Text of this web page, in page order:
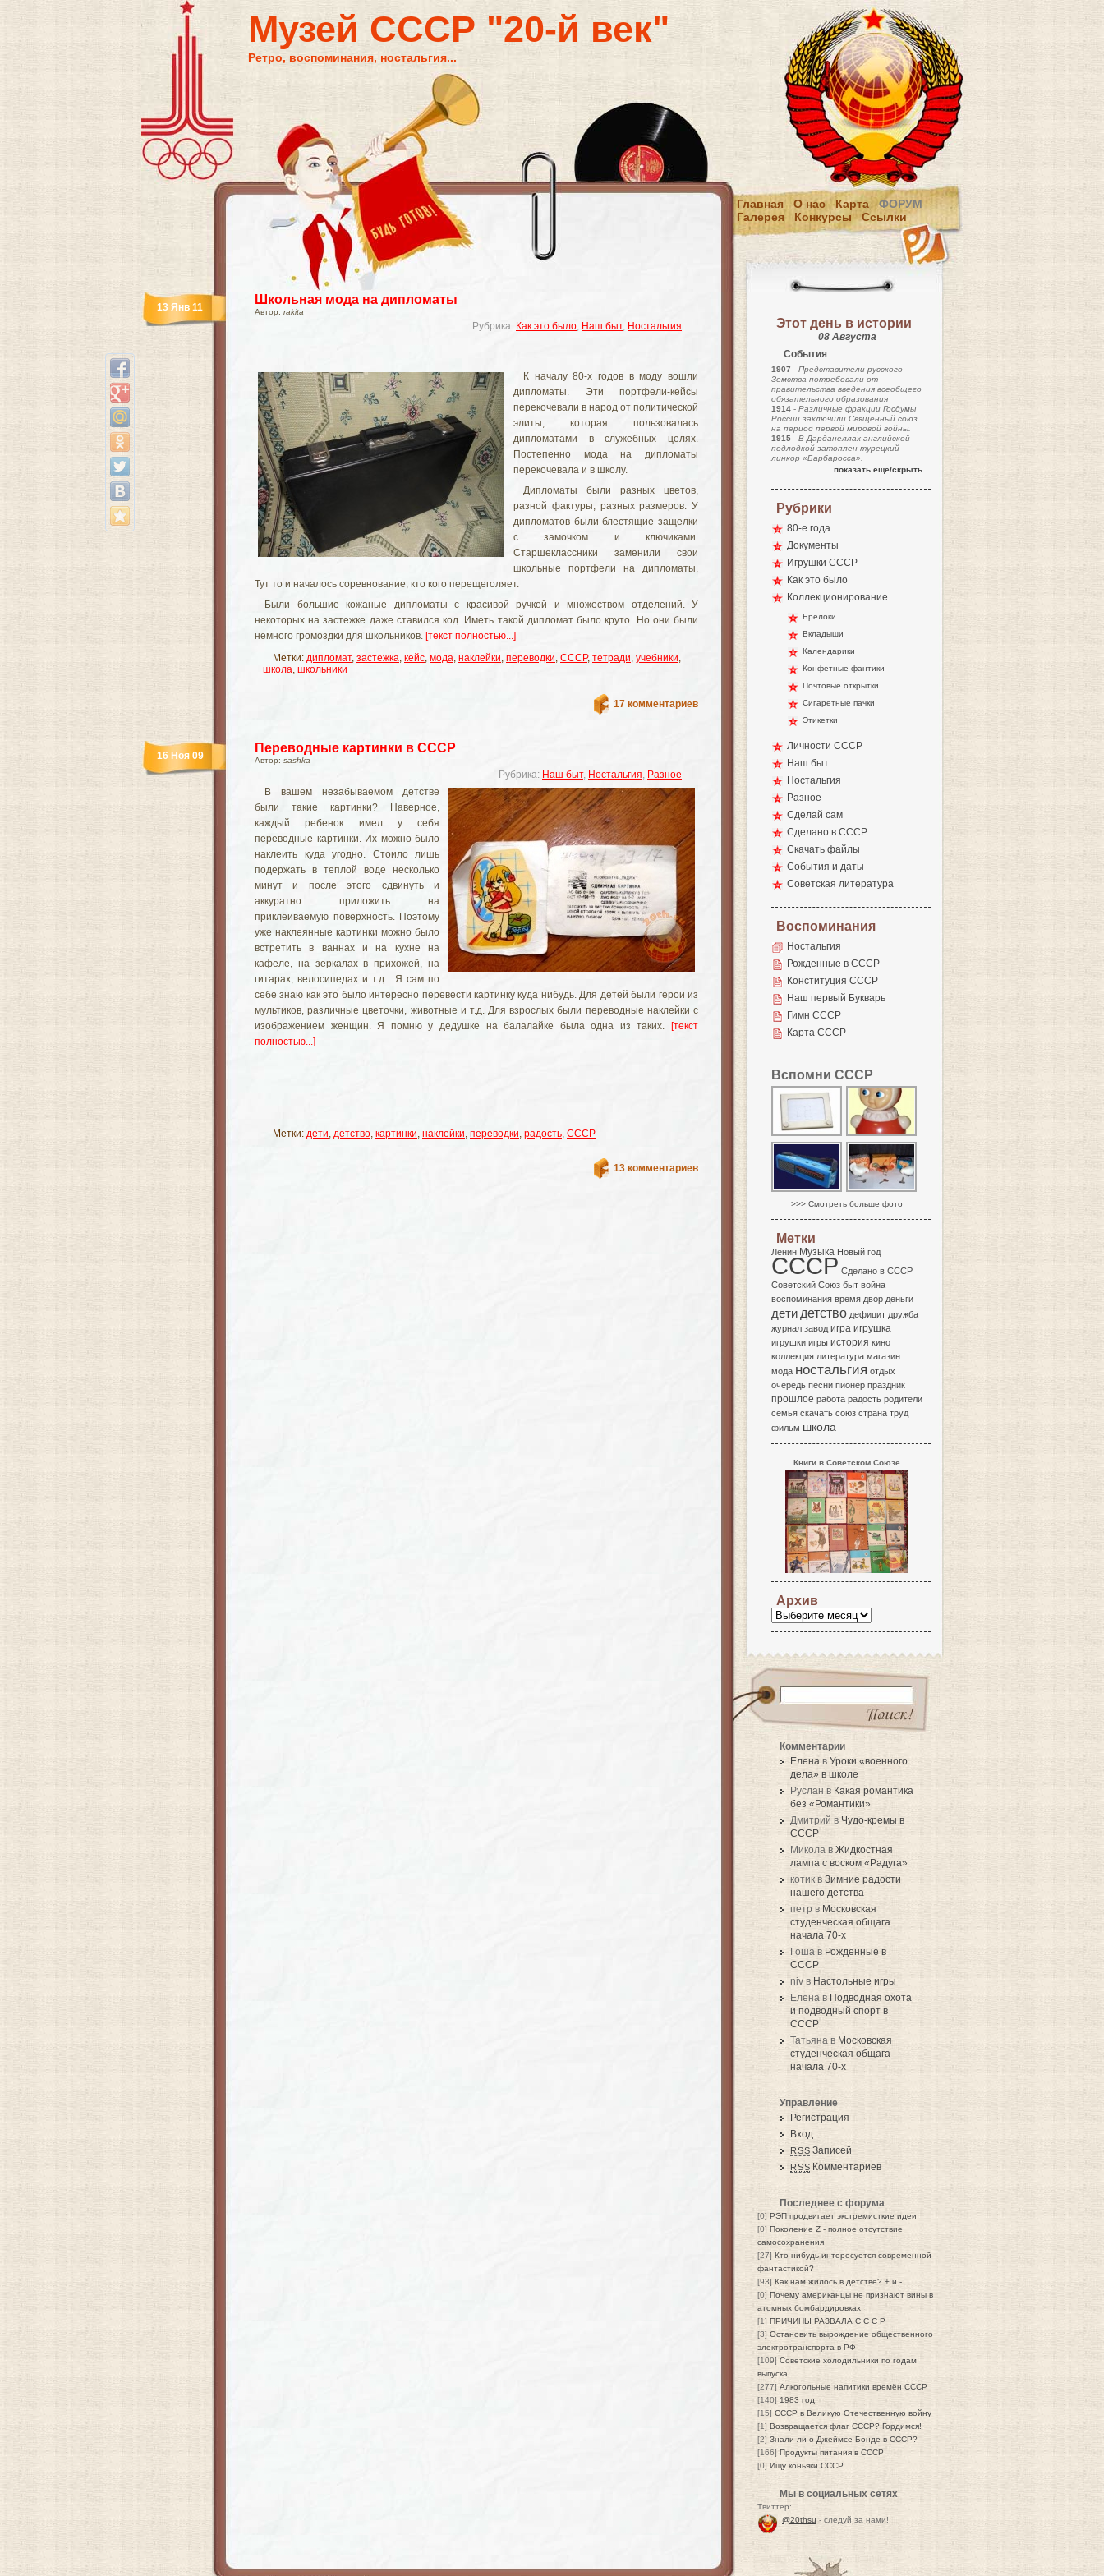
Музей СССР "20-й век"
Ретро, воспоминания, ностальгия...
Главная О нас Карта
ФОРУМ
Галерея
Конкурсы Ссылки
Школьная мода на дипломаты
Автор: rakita
Рубрика: Как это было, Наш быт, Ностальгия
13 Янв 11
К началу 80-х годов в моду вошли
дипломаты. Эти портфели-кейсы
перекочевали в народ от политической
элиты, которая пользовалась
дипломатами в служебных целях.
Постепенно мода на дипломаты
перекочевала и в школу.
Дипломаты были разных цветов,
разной фактуры, разных размеров. У
дипломатов были блестящие защелки
с замочком и ключиками.
Старшеклассники заменили свои
школьные портфели на дипломаты.
Тут то и началось соревнование, кто кого перещеголяет.
Были большие кожаные дипломаты с красивой ручкой и множеством отделений. У
некоторых на застежке даже ставился код. Иметь такой дипломат было круто. Но они были
немного громоздки для школьников. [текст полностью...]
Метки: дипломат, застежка, кейс, мода, наклейки, переводки, СССР, тетради, учебники,
школа, школьники
17 комментариев
Переводные картинки в СССР
Автор: sashka
Рубрика: Наш быт, Ностальгия, Разное
16 Ноя 09
В вашем незабываемом детстве
были такие картинки? Наверное,
каждый ребенок имел у себя
переводные картинки. Их можно было
наклеить куда угодно. Стоило лишь
подержать в теплой воде несколько
минут и после этого сдвинуть и
аккуратно приложить на
приклеиваемую поверхность. Поэтому
уже наклеянные картинки можно было
встретить в ваннах и на кухне на
кафеле, на зеркалах в прихожей, на
гитарах, велосипедах и т.д. Я сам по
себе знаю как это было интересно перевести картинку куда нибудь. Для детей были герои из
мультиков, различные цветочки, животные и т.д. Для взрослых были переводные наклейки с
изображением женщин. Я помню у дедушке на балалайке была одна из таких.
[текст
полностью...]
Метки: дети, детство, картинки, наклейки, переводки, радость, СССР
13 комментариев
Этот день в истории
08 Августа
События
1907 - Представители русского
Земства потребовали от
правительства введения всеобщего
обязательного образования
1914 - Различные фракции Госдумы
России заключили Священный союз
на период первой мировой войны.
1915 - В Дарданеллах английской
подлодкой затоплен турецкий
линкор «Барбаросса».
показать еще/скрыть
Рубрики
80-е года
Документы
Игрушки СССР
Как это было
Коллекционирование
Брелоки
Вкладыши
Календарики
Конфетные фантики
Почтовые открытки
Сигаретные пачки
Этикетки
Личности СССР
Наш быт
Ностальгия
Разное
Сделай сам
Сделано в СССР
Скачать файлы
События и даты
Советская литература
Воспоминания
Ностальгия
Рожденные в СССР
Конституция СССР
Наш первый Букварь
Гимн СССР
Карта СССР
Вспомни СССР
>>> Смотреть больше фото
Метки
Ленин Музыка Новый год
СССР Сделано в СССР
Советский Союз быт война
воспоминания время двор деньги
дети детство дефицит дружба
журнал завод игра игрушка
игрушки игры история кино
коллекция литература магазин
мода ностальгия отдых
очередь песни пионер праздник
прошлое работа радость родители
семья скачать союз страна труд
фильм школа
Книги в Советском Союзе
Архив
Комментарии
Елена в Уроки «военного
дела» в школе
Руслан в Какая романтика
без «Романтики»
Дмитрий в Чудо-кремы в
СССР
Микола в Жидкостная
лампа с воском «Радуга»
котик в Зимние радости
нашего детства
петр в Московская
студенческая общага
начала 70-х
Гоша в Рожденные в
СССР
niv в Настольные игры
Елена в Подводная охота
и подводный спорт в
СССР
Татьяна в Московская
студенческая общага
начала 70-х
Управление
Регистрация
Вход
RSS Записей
RSS Комментариев
Последнее с форума
[0] РЭП продвигает экстремисткие идеи
[0] Поколение Z - полное отсутствие
самосохранения
[27] Кто-нибудь интересуется современной
фантастикой?
[93] Как нам жилось в детстве? + и -
[0] Почему американцы не признают вины в
атомных бомбардировках
[1] ПРИЧИНЫ РАЗВАЛА С С С Р
[3] Остановить вырождение общественного
электротранспорта в РФ
[109] Советские холодильники по годам
выпуска
[277] Алкогольные напитики времён СССР
[140] 1983 год.
[15] СССР в Великую Отечественную войну
[1] Возвращается флаг СССР? Гордимся!
[2] Знали ли о Джеймсе Бонде в СССР?
[166]Продукты питания в СССР
[0] Ищу коньяки СССР
Мы в социальных сетях
Твиттер:
@20thsu - следуй за нами!